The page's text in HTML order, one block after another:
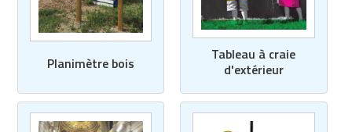
Planimètre bois
Tableau à craie
d'extérieur